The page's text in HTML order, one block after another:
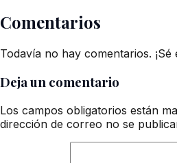
Comentarios
Todavía no hay comentarios.
Deja un comentario
Los campos obligatorios están
dirección de correo no se